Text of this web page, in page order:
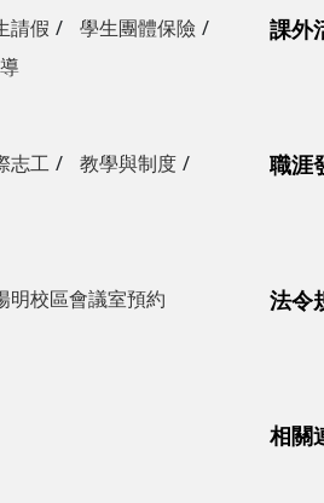
請假
學生團體保險
課外
志工
教學與制度
職涯
明校區會議室預約 法令
相關